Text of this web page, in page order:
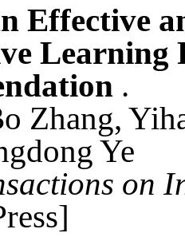
Effective
Learning
.
Zhang,
Ye
on